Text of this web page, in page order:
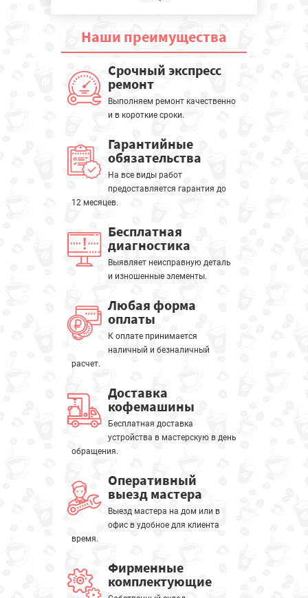
Наши преимущества
Срочный экспресс
ремонт
Выполняем ремонт качественно
и в короткие сроки.
Гарантийные
обязательства
На все виды работ
предоставляется гарантия до
12 месяцев.
Бесплатная
диагностика
Выявляет неисправную деталь
и изношенные элементы.
Любая форма
оплаты
К оплате принимается
наличный и безналичный
расчет.
Доставка
кофемашины
Бесплатная доставка
устройства в мастерскую в день
обращения.
Оперативный
выезд мастера
Выезд мастера на дом или в
офис в удобное для клиента
время.
Фирменные
комплектующие